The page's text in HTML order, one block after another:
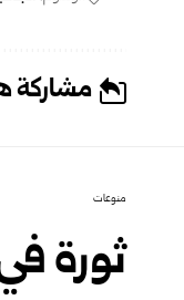
مشاركة
منوعات
ثورة